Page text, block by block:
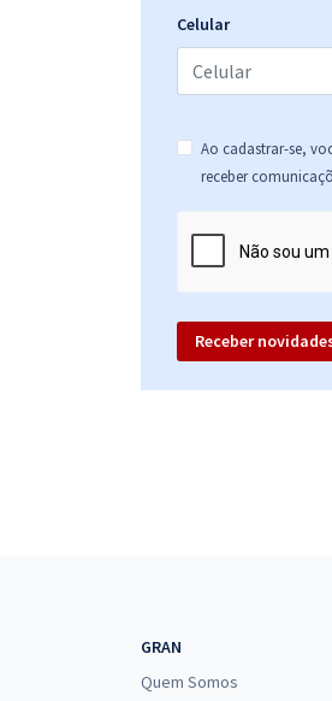
Celular
Ao cadastrar-se,
receber
Receber
GRAN
Quem Somos